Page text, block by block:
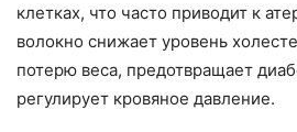
клетках, что часто приводит к
волокно снижает уровень
потерю веса, предотвращает
регулирует кровяное давление.